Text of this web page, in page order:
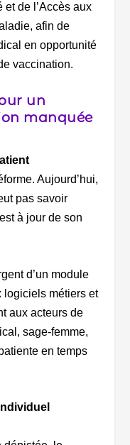
de l’Accès aux
afin de
en opportunité
vaccination.
un
manquée
Aujourd’hui,
pas savoir
à jour de son
d’un module
logiciels métiers et
aux acteurs de
sage-femme,
en temps